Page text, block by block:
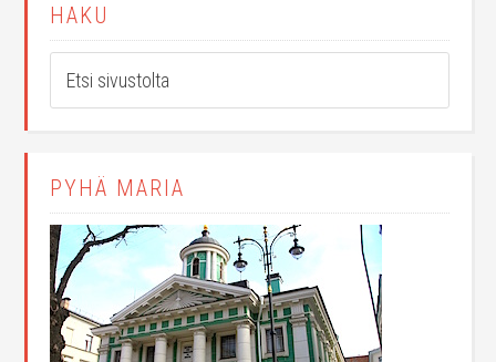
HAKU
PYHÄ MARIA